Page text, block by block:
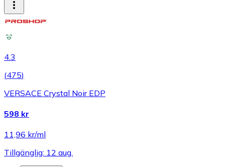
4.3
(475)
VERSACE Crystal Noir EDP
598 kr
11,96 kr/ml
Tillgänglig: 12 aug.